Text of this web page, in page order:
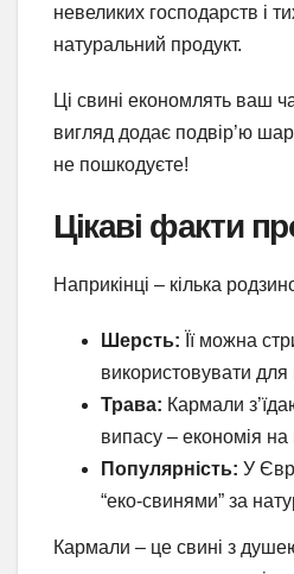
невеликих господарств і
натуральний продукт.
Ці свині економлять ваш
вигляд додає подвір’ю
не пошкодуєте!
Цікаві факти
Наприкінці – кілька
Шерсть: Її можна
використовувати для
Трава: Кармали
випасу – економія на
Популярність: У
“еко-свинями” за
Кармали – це свині з